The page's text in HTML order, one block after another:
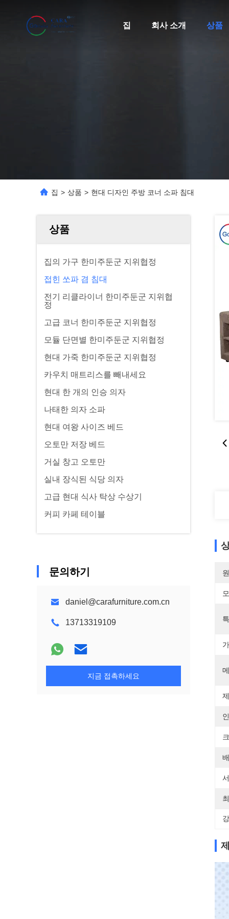
집 회사 소개 상품
집 > 상품 > 현대 디자인 주방 코너 소파 침대
상품
집의 가구 한미주둔군 지위협정
접힌 쏘파 겸 침대
전기 리클라이너 한미주둔군 지위협
정
고급 코너 한미주둔군 지위협정
모듈 단면별 한미주둔군 지위협정
현대 가죽 한미주둔군 지위협정
카우치 매트리스를 빼내세요
현대 한 개의 인승 의자
나태한 의자 소파
현대 여왕 사이즈 베드
오토만 저장 베드
거실 창고 오토만
실내 장식된 식당 의자
고급 현대 식사 탁상 수상기
커피 카페 테이블
문의하기
daniel@carafurniture.com.cn
13713319109
지금 접촉하세요